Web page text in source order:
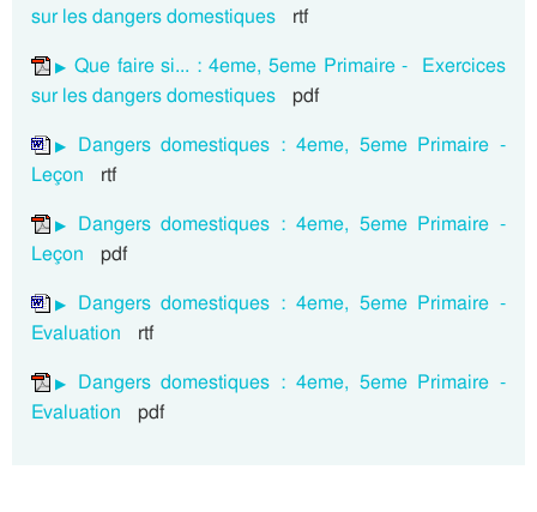
sur les dangers domestiques rtf
Que faire si... : 4eme, 5eme Primaire - Exercices
sur les dangers domestiques pdf
Dangers domestiques : 4eme, 5eme Primaire -
Leçon
rtf
Dangers domestiques : 4eme, 5eme Primaire -
Leçon
pdf
Dangers domestiques : 4eme, 5eme Primaire -
Evaluation
rtf
Dangers domestiques : 4eme, 5eme Primaire -
Evaluation
pdf